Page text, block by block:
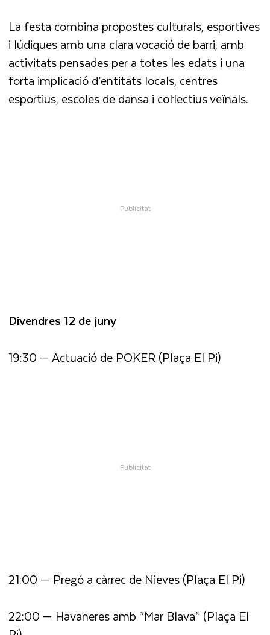
La festa combina propostes culturals, esportives
i lúdiques amb una clara vocació de barri, amb
activitats pensades per a totes les edats i una
forta implicació d’entitats locals, centres
esportius, escoles de dansa i col·lectius veïnals.
Divendres 12 de juny
19:30 — Actuació de POKER (Plaça El Pi)
21:00 — Pregó a càrrec de Nieves (Plaça El Pi)
22:00 — Havaneres amb “Mar Blava” (Plaça El